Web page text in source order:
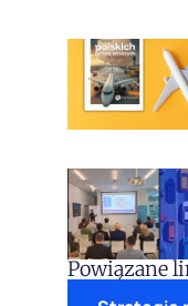
Powiązane